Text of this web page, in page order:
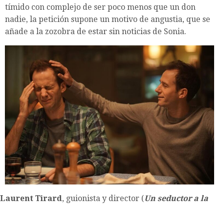
tímido con complejo de ser poco menos que un don
nadie, la petición supone un motivo de angustia, que se
añade a la zozobra de estar sin noticias de Sonia.
Laurent Tirard, guionista y director (Un seductor a la